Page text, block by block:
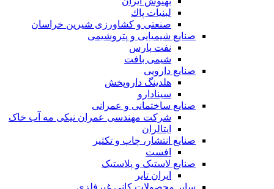
لبنيات پاك
صنعتی و کشاورزی شیرین خراسان
صنایع شیمیایی و پتروشیمی
نفت پارس
شیمی بافت
صنایع دارویی
هلدینگ داروپخش
سینادارو
صنایع ساختمانی و عمرانی
شرکت مهندسی عمران نیکی مه آب خاک
ایتالران
صنایع انتشار، چاپ و تکثير
افست
صنایع لاستیک و پلاستیک
ایران تایر
ساير محصولات كانی غيرفلزی